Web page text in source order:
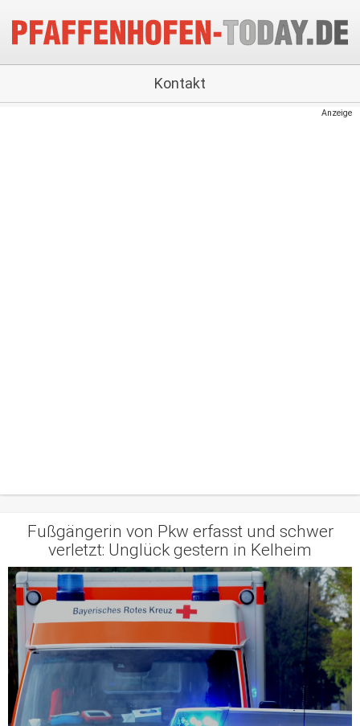
Kontakt
Anzeige
Fußgängerin von Pkw erfasst und schwer
verletzt: Unglück gestern in Kelheim